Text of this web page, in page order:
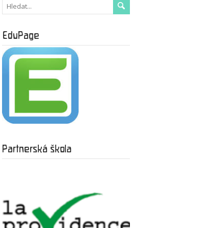
EduPage
Partnerská škola